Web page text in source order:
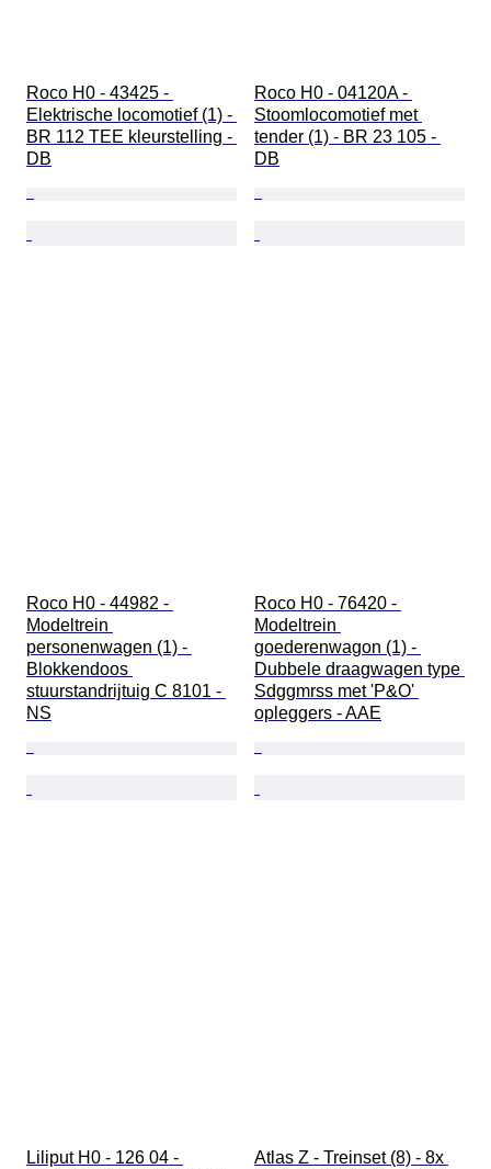
Roco H0 - 43425 -
Elektrische locomotief (1) -
BR 112 TEE kleurstelling -
DB
Roco H0 - 04120A -
Stoomlocomotief met
tender (1) - BR 23 105 -
DB
Roco H0 - 44982 -
Modeltrein
personenwagen (1) -
Blokkendoos
stuurstandrijtuig C 8101 -
NS
Roco H0 - 76420 -
Modeltrein
goederenwagon (1) -
Dubbele draagwagen type
Sdggmrss met 'P&O'
opleggers - AAE
Liliput H0 - 126 04 -
Atlas Z - Treinset (8) - 8x